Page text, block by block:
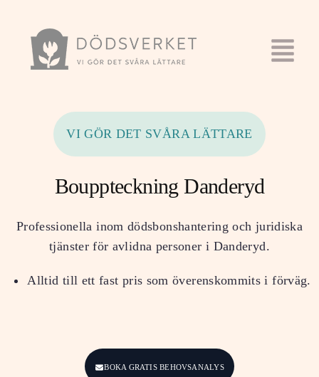
VI GÖR DET SVÅRA LÄTTARE
Bouppteckning Danderyd
Professionella inom dödsbonshantering och juridiska
tjänster för avlidna personer i Danderyd.
Alltid till ett fast pris som överenskommits i förväg.
BOKA GRATIS BEHOVSANALYS